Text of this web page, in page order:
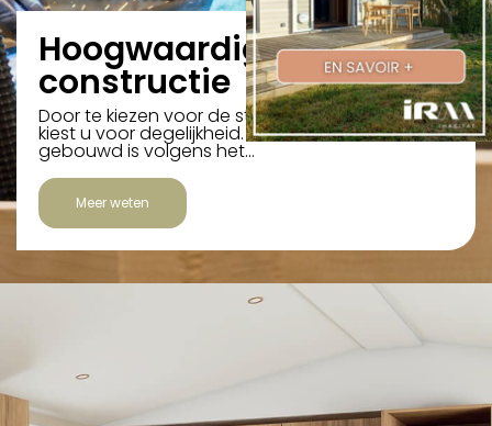
Hoogwaardige
constructie
Door te kiezen voor de stacaravan résidentiel,
kiest u voor degelijkheid. Een stacaravan die
gebouwd is volgens het…
Meer weten